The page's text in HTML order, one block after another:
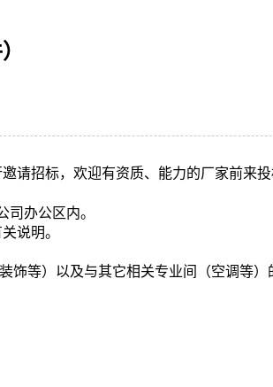
请招标，欢迎有资质、能力的厂家前来投
办公区内。
说明。
饰等）以及与其它相关专业间（空调等）